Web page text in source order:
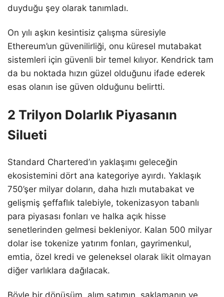
duyduğu şey olarak tanımladı.
On yılı aşkın kesintisiz çalışma süresiyle
Ethereum’un güvenilirliği, onu küresel mutabakat
sistemleri için güvenli bir temel kılıyor. Kendrick tam
da bu noktada hızın güzel olduğunu ifade ederek
esas olanın ise güven olduğunu belirtti.
2 Trilyon Dolarlık Piyasanın
Silueti
Standard Chartered’ın yaklaşımı geleceğin
ekosistemini dört ana kategoriye ayırdı. Yaklaşık
750’şer milyar doların, daha hızlı mutabakat ve
gelişmiş şeffaflık talebiyle, tokenizasyon tabanlı
para piyasası fonları ve halka açık hisse
senetlerinden gelmesi bekleniyor. Kalan 500 milyar
dolar ise tokenize yatırım fonları, gayrimenkul,
emtia, özel kredi ve geleneksel olarak likit olmayan
diğer varlıklara dağılacak.